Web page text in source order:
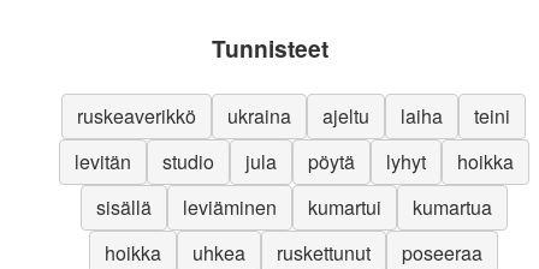
Tunnisteet
ruskeaverikkö ukraina ajeltu laiha
teini
levitän
studio jula pöytä lyhyt
hoikka
sisällä
leviäminen kumartui
kumartua
hoikka
uhkea ruskettunut
poseeraa